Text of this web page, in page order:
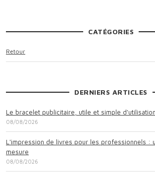
CATÉGORIES
Retour
DERNIERS ARTICLES
Le bracelet publicitaire, utile et simple d'utilisation
08/08/2026
L'impression de livres pour les professionnels :
mesure
08/08/2026